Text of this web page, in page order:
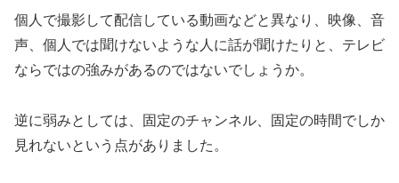
個人で撮影して配信している動画などと異なり、映像、音
声、個人では聞けないような人に話が聞けたりと、テレビ
ならではの強みがあるのではないでしょうか。
逆に弱みとしては、固定のチャンネル、固定の時間でしか
見れないという点がありました。